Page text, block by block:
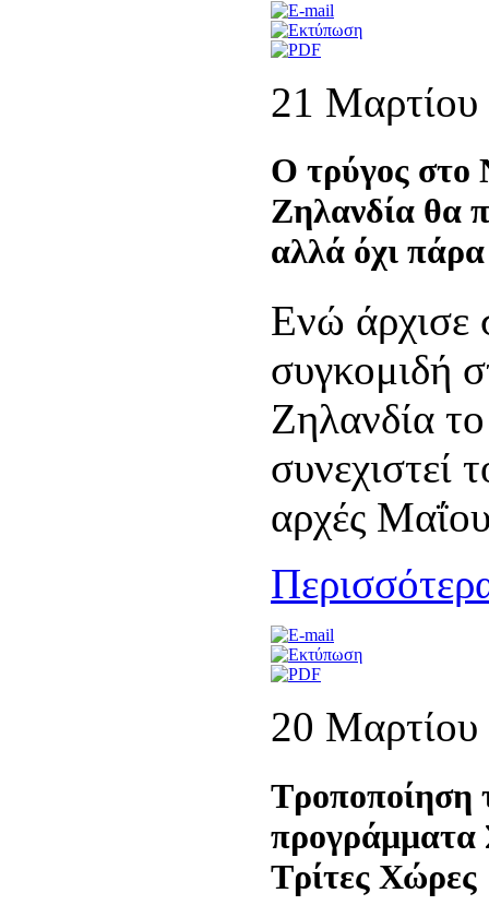
21
Ο τρύγος στο
Ζηλανδία θα
αλλά όχι
Ενώ άρχισε
συγκομιδή
Ζηλανδία
συνεχιστεί
αρχές
20
προγράμματα
Τρίτες Χώρες